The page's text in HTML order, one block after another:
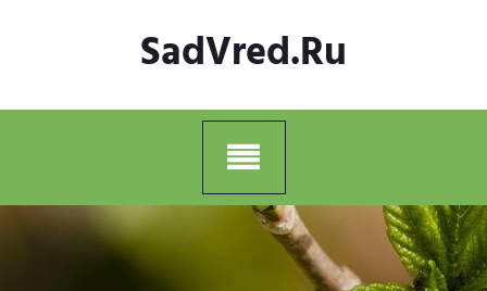
SadVred.ru